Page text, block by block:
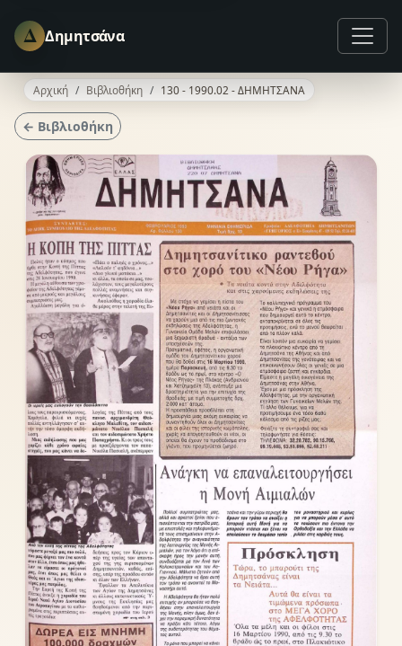
Δ Δημητσάνα
Αρχική Βιβλιοθήκη 130 - 1990.02 - ΔΗΜΗΤΣΑΝΑ
← Βιβλιοθήκη